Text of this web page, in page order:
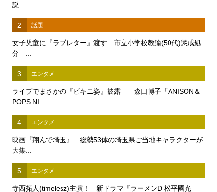
説
2 話題
女子児童に『ラブレター』渡す 市立小学校教諭(50代)懲戒処
分 ...
3 エンタメ
ライブでまさかの『ビキニ姿』披露！ 森口博子「ANISON＆
POPS NI...
4 エンタメ
映画『翔んで埼玉』 総勢53体の埼玉県ご当地キャラクターが
大集...
5 エンタメ
寺西拓人(timelesz)主演！ 新ドラマ『ラーメンD 松平國光